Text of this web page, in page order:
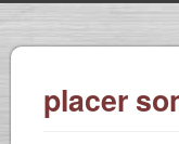
placer